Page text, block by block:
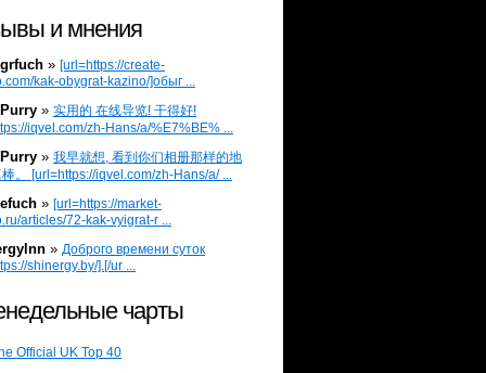
и мнения
» [url=https://create-
kak-obygrat-kazino/]обыг ...
» 实用的 在线导览! 干得好!
iqvel.com/zh-Hans/a/%E7%BE% ...
» 我早就想, 看到你们相册那样的地
。 [url=https://iqvel.com/zh-Hans/a/ ...
» [url=https://market-
articles/72-kak-vyigrat-r ...
» Доброго времени суток
shinergy.by/].[/ur ...
чарты
Official UK Top 40